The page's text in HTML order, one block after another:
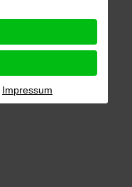
Impressum